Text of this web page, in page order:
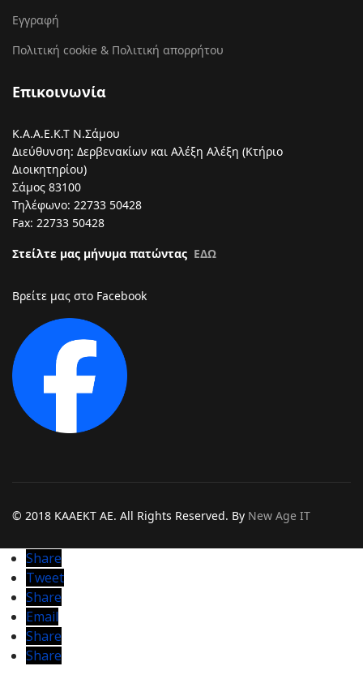
Εγγραφή
Πολιτική cookie & Πολιτική απορρήτου
Επικοινωνία
Κ.Α.Α.Ε.Κ.Τ Ν.Σάμου
Διεύθυνση: Δερβενακίων και Αλέξη Αλέξη (Κτήριο
Διοικητηρίου)
Σάμος 83100
Τηλέφωνο: 22733 50428
Fax: 22733 50428
Στείλτε μας μήνυμα πατώντας ΕΔΩ
Βρείτε μας στο Facebook
© 2018 KAAEKT AE. All Rights Reserved. By New Age IT
Share
Tweet
Share
Email
Share
Share